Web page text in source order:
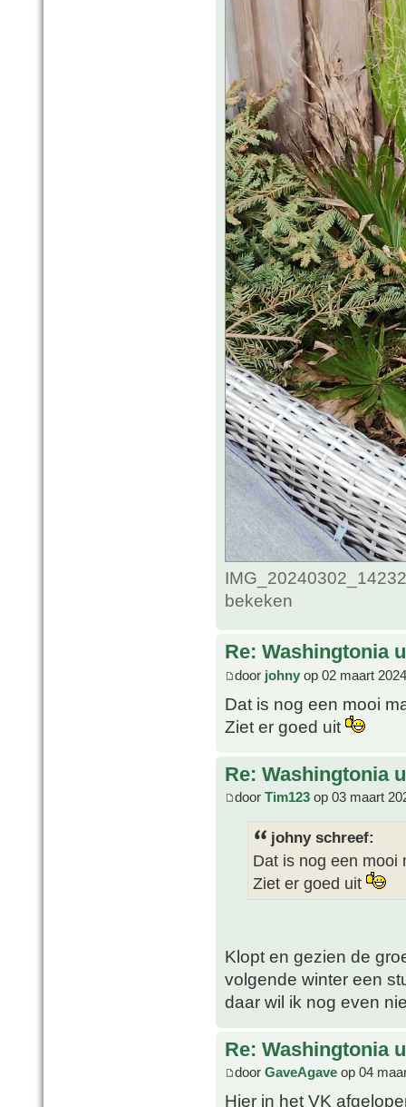
bekeken
Re: Washingtonia
door johny op 02 maart
Dat is nog een mooi
Ziet er goed uit
Re: Washingtonia
door Tim123 op 03 maart
johny schreef:
Dat is nog een mooi
Ziet er goed uit
Klopt en gezien de
volgende winter een
daar wil ik nog even
Re: Washingtonia
door GaveAgave op 04
Hier in het VK